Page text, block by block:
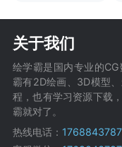
关于我们
绘学霸是国内专业的
霸有2D绘画、3D模型
程，也有学习资源下载
霸就对了。
热线电话：